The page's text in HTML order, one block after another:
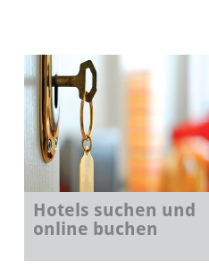
Hotels suchen und
online buchen